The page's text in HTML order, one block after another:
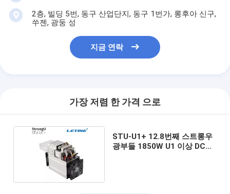
2층, 빌딩 5번, 동구 산업단지, 동구 1번가, 롱후아 신구,
쑤젠, 광둥 성
지금 연락
가장 저렴 한 가격 으로
STU-U1+ 12.8번째 스트롱우
광부들 1850W U1 이상 DCR